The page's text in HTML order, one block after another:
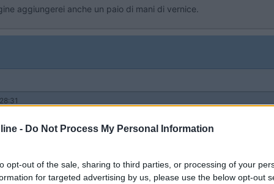
- Do Not Process My Personal Information
opt-out of the sale, sharing to third parties, or processing of your
for targeted advertising by us, please use the below opt-out
aggiungerei anche un paio di mani di vernice.
anche un paio di mani di vernice. Obelix
il tu consiglio grazie.